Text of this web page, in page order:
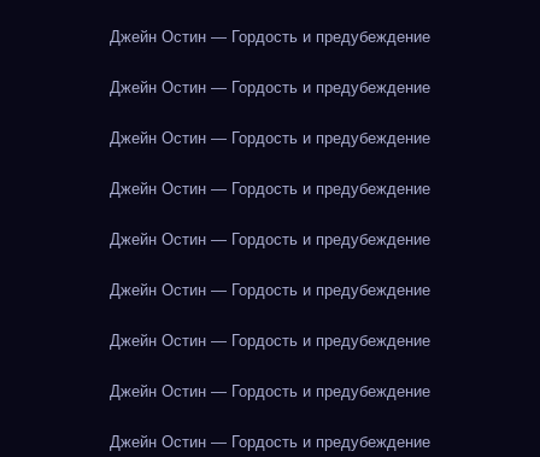
Джейн Остин — Гордость и предубеждение
Джейн Остин — Гордость и предубеждение
Джейн Остин — Гордость и предубеждение
Джейн Остин — Гордость и предубеждение
Джейн Остин — Гордость и предубеждение
Джейн Остин — Гордость и предубеждение
Джейн Остин — Гордость и предубеждение
Джейн Остин — Гордость и предубеждение
Джейн Остин — Гордость и предубеждение